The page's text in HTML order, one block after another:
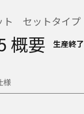
ト セットタイプ
概要 生産終了
様